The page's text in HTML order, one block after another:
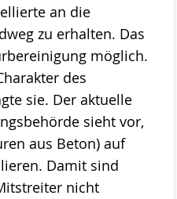
an die
zu erhalten. Das
möglich.
des
sie. Der aktuelle
sieht vor,
aus Beton) auf
Damit sind
nicht